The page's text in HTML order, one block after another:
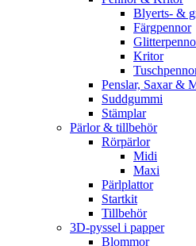
Blyerts- &
Färgpennor
Kritor
Penslar, Saxar &
Suddgummi
Stämplar
Pärlor & tillbehör
Rörpärlor
Midi
Maxi
Pärlplattor
Startkit
Tillbehör
3D-pyssel i papper
Blommor